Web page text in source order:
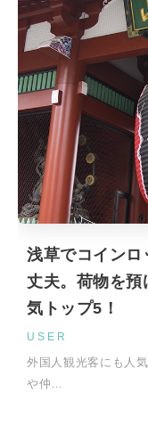
浅草でコインロ
丈夫。荷物を
気トップ5！
USER
外国人観光客にも人
や仲…